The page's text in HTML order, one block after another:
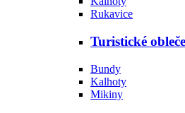
Rukavice
Turistické
Bundy
Kalhoty
Mikiny